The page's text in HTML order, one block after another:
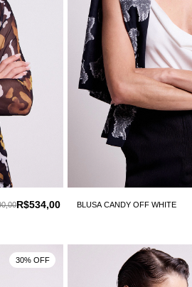
R$534,00 BLUSA CANDY OFF WHITE
30% OFF